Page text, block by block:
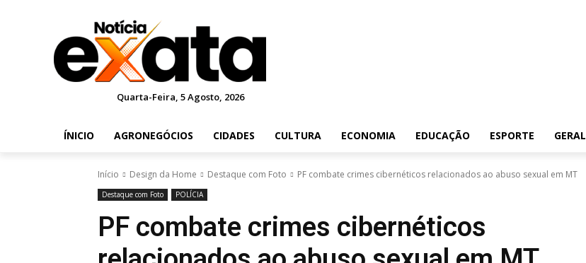
Quarta-Feira, 5 Agosto, 2026
ÍNICIO AGRONEGÓCIOS CIDADES CULTURA ECONOMIA EDUCAÇÃO ESPORTE GERAL
Início Design da Home Destaque com Foto PF combate crimes cibernéticos relacionados ao abuso sexual em MT
Destaque com Foto POLÍCIA
PF combate crimes cibernéticos